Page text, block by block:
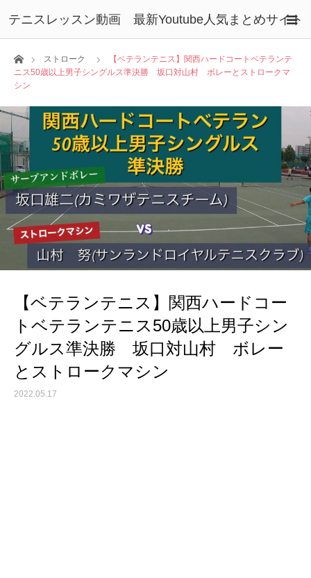
テニスレッスン動画 最新Youtube人気まとめサイト
ホームストローク
【ベテランテニス】関西ハードコートベテランテ
ニス50歳以上男子シングルス準決勝 坂口対山村 ボレーとストロークマ
シン
【ベテランテニス】関西ハードコー
トベテランテニス50歳以上男子シン
グルス準決勝 坂口対山村 ボレー
とストロークマシン
2022.05.17